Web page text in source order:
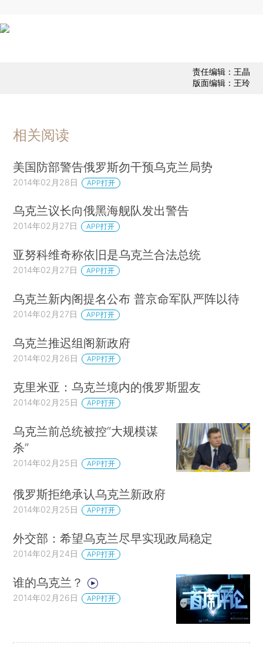
责任编辑：王晶
版面编辑：王玲
相关阅读
美国防部警告俄罗斯勿干预乌克兰局势
2014年02月28日 APP打开
乌克兰议长向俄黑海舰队发出警告
2014年02月27日 APP打开
亚努科维奇称依旧是乌克兰合法总统
2014年02月27日 APP打开
乌克兰新内阁提名公布 普京命军队严阵以待
2014年02月27日 APP打开
乌克兰推迟组阁新政府
2014年02月26日 APP打开
克里米亚：乌克兰境内的俄罗斯盟友
2014年02月25日 APP打开
乌克兰前总统被控“大规模谋
杀”
2014年02月25日 APP打开
俄罗斯拒绝承认乌克兰新政府
2014年02月25日 APP打开
外交部：希望乌克兰尽早实现政局稳定
2014年02月24日 APP打开
谁的乌克兰？
2014年02月26日 APP打开